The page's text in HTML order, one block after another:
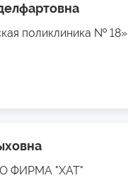
поликлиника № 18»
ФИРМА "ХАТ"